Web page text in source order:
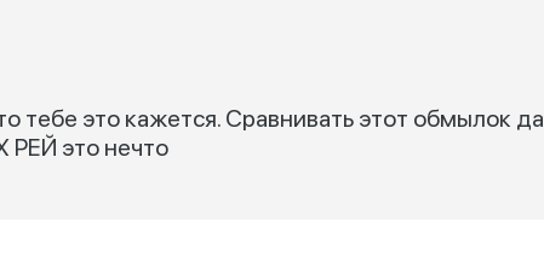
тебе это кажется. Сравнивать этот обмылок да
РЕЙ это нечто